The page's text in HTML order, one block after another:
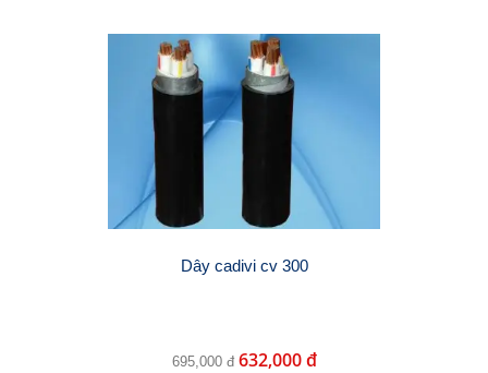
Dây cadivi cv 300
695,000 đ 632,000 đ